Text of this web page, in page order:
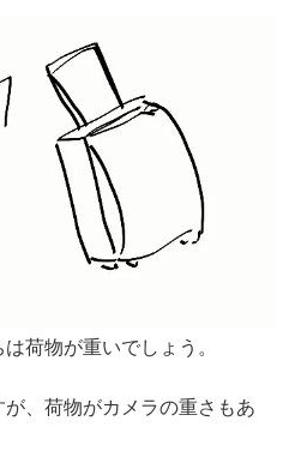
荷物が重いでしょう。
、荷物がカメラの重さもあ